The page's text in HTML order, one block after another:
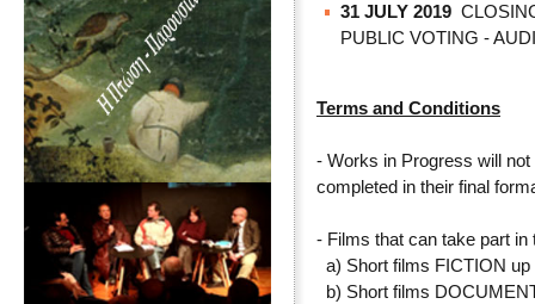
31 JULY 2019
PUBLIC VOTING -
Terms and Conditions
- Works in Progress will
completed in their final
- Films that can take part in
a) Short films FICTION
b) Short films